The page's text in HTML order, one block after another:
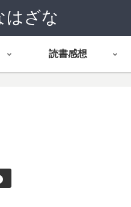
はざな
読書感想